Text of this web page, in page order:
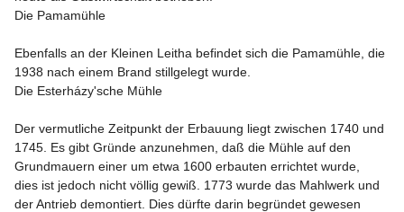
Die Pamamühle
Ebenfalls an der Kleinen Leitha befindet sich die Pamamühle, die
1938 nach einem Brand stillgelegt wurde.
Die Esterházy'sche Mühle
Der vermutliche Zeitpunkt der Erbauung liegt zwischen 1740 und
1745. Es gibt Gründe anzunehmen, daß die Mühle auf den
Grundmauern einer um etwa 1600 erbauten errichtet wurde,
dies ist jedoch nicht völlig gewiß. 1773 wurde das Mahlwerk und
der Antrieb demontiert. Dies dürfte darin begründet gewesen